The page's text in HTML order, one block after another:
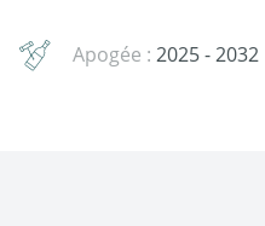
Apogée : 2025 - 2032